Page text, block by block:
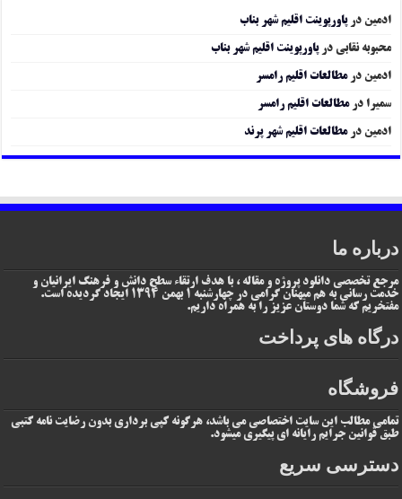
ادمین درپاورپوینت اقلیم شهر بناب
محبوبه نقابی درپاورپوینت اقلیم شهر بناب
ادمین درمطالعات اقلیم رامسر
سمیرا درمطالعات اقلیم رامسر
ادمین درمطالعات اقلیم شهر پرند
درباره ما
مرجع تخصصی دانلود پروژه و مقاله ، با هدف ارتقاء سطح دانش و فرهنگ ایرانیان و
خدمت رسانی به هم میهنان گرامی در چهارشنبه 1 بهمن 1394 ایجاد گردیده است.
مفتخریم که شما دوستان عزیز را به همراه داریم.
درگاه های پرداخت
فروشگاه
تمامی مطالب این سایت اختصاصی می باشد، هرگونه کپی برداری بدون رضایت نامه کتبی
طبق قوانین جرایم رایانه ای پیگیری میشود.
دسترسی سریع